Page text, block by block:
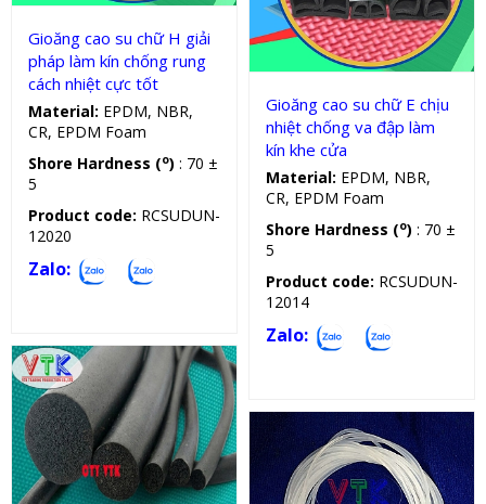
Gioăng cao su chữ H giải
pháp làm kín chống rung
cách nhiệt cực tốt
Material: EPDM, NBR,
CR, EPDM Foam
Shore Hardness (o) : 70 ±
5
Product code: RCSUDUN-
12020
Zalo:
Gioăng silicon, cao su chữ E
Gioăng cao su chữ E chịu
nhiệt chống va đập làm
kín khe cửa
Material: EPDM, NBR,
CR, EPDM Foam
Shore Hardness (o) : 70 ±
5
Product code: RCSUDUN-
12014
Zalo: